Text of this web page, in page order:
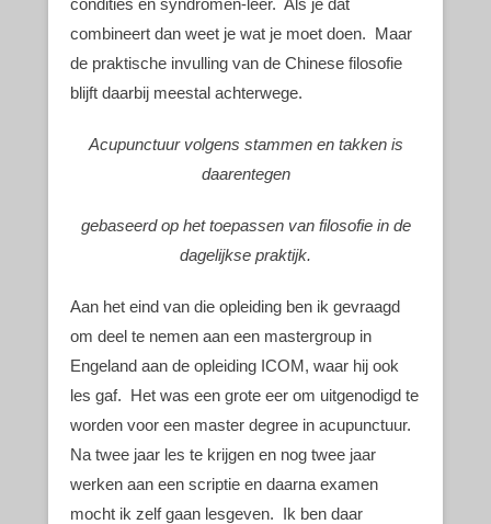
condities en syndromen-leer. Als je dat
combineert dan weet je wat je moet doen. Maar
de praktische invulling van de Chinese filosofie
blijft daarbij meestal achterwege.
Acupunctuur volgens stammen en takken is
daarentegen
gebaseerd op het toepassen van filosofie in de
dagelijkse praktijk.
Aan het eind van die opleiding ben ik gevraagd
om deel te nemen aan een mastergroup in
Engeland aan de opleiding ICOM, waar hij ook
les gaf. Het was een grote eer om uitgenodigd te
worden voor een master degree in acupunctuur.
Na twee jaar les te krijgen en nog twee jaar
werken aan een scriptie en daarna examen
mocht ik zelf gaan lesgeven. Ik ben daar